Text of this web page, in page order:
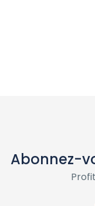
Abonnez-